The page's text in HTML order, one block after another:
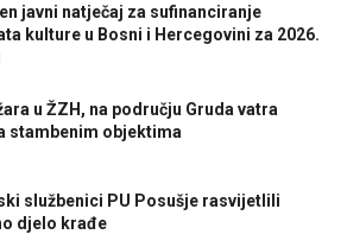
javni natječaj za sufinanciranje
kulture u Bosni i Hercegovini za 2026.
u ŽZH, na području Gruda vatra
stambenim objektima
službenici PU Posušje rasvijetlili
djelo krađe